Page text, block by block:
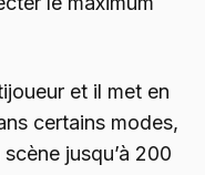
et il met en
certains modes,
jusqu’à 200